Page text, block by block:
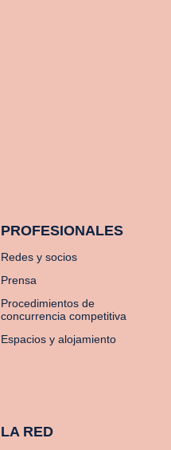
PROFESIONALES
Redes y socios
Prensa
Procedimientos de
concurrencia competitiva
Espacios y alojamiento
LA RED